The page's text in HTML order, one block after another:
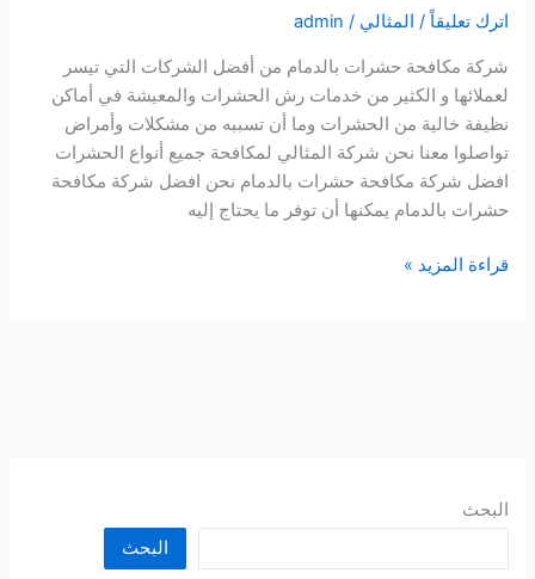
اترك تعليقاً / المثالي /
admin
شركة مكافحة حشرات بالدمام من أفضل الشركات التي تيسر
لعملائها و الكثير من خدمات رش الحشرات والمعيشة في أماكن
نظيفة خالية من الحشرات وما أن تسببه من مشكلات وأمراض
تواصلوا معنا نحن شركة المثالي لمكافحة جميع أنواع الحشرات
افضل شركة مكافحة حشرات بالدمام نحن افضل شركة مكافحة
حشرات بالدمام يمكنها أن توفر ما يحتاج إليه
شركة
قراءة المزيد »
البحث
البحث